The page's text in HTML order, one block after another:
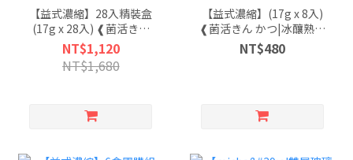
【益式濃縮】28入精裝盒
(17g x 28入) ❰菌活きん
かつ|冰釀熟成 益生菌咖
啡❱
NT$1,120
NT$1,680
【益式濃縮】(17g x 8入)
❰菌活きん かつ|冰釀熟成
益生菌咖啡❱
NT$480